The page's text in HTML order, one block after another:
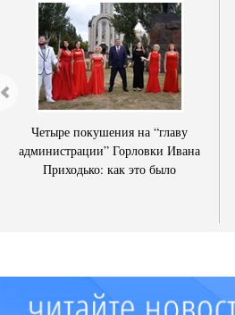
Четыре покушения на “главу
администрации” Горловки Ивана
Приходько: как это было